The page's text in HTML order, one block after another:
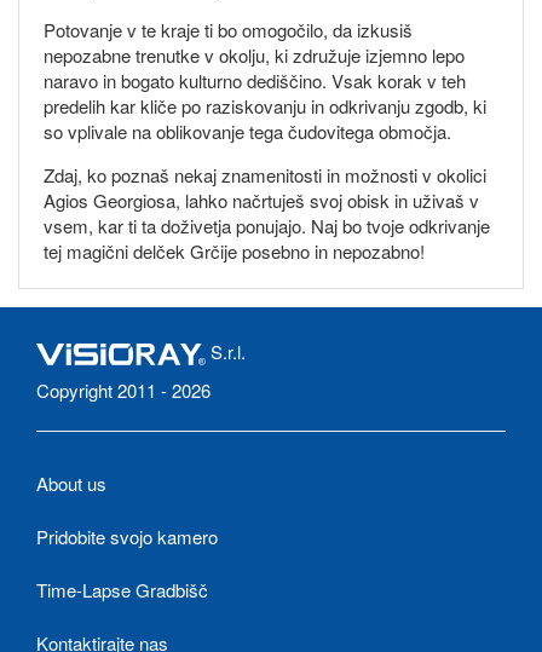
Potovanje v te kraje ti bo omogočilo, da izkusiš
nepozabne trenutke v okolju, ki združuje izjemno lepo
naravo in bogato kulturno dediščino. Vsak korak v teh
predelih kar kliče po raziskovanju in odkrivanju zgodb, ki
so vplivale na oblikovanje tega čudovitega območja.
Zdaj, ko poznaš nekaj znamenitosti in možnosti v okolici
Agios Georgiosa, lahko načrtuješ svoj obisk in uživaš v
vsem, kar ti ta doživetja ponujajo. Naj bo tvoje odkrivanje
tej magični delček Grčije posebno in nepozabno!
S.r.l.
Copyright 2011 - 2026
About us
Pridobite svojo kamero
Time-Lapse Gradbišč
Kontaktirajte nas